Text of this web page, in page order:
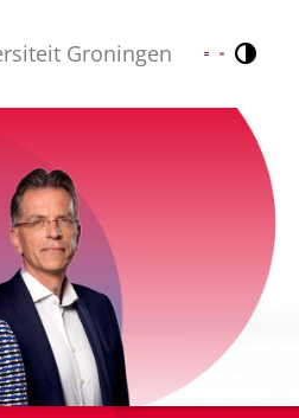
Groningen Nederlands
English